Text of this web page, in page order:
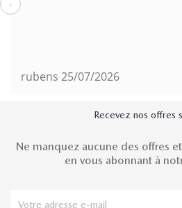
rubens 25/07/2026
‹
Recevez nos offres
Ne manquez aucune des offres
en vous abonnant à